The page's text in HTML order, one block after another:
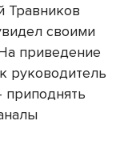
Травников
своими
приведение
руководитель